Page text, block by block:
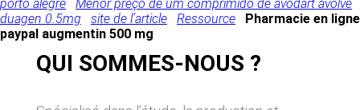
porto alegre
Menor preço de um comprimido de avodart avolve
duagen 0.5mg
site de l’article Ressource
Pharmacie en ligne
paypal augmentin 500 mg
QUI SOMMES-NOUS ?
5. PROPRIÉTÉ
INTELLECTUELLE ET
CONTREFAÇONS.
utilisateurs.
AVIS RELATIF À LA
SÉCURITÉ